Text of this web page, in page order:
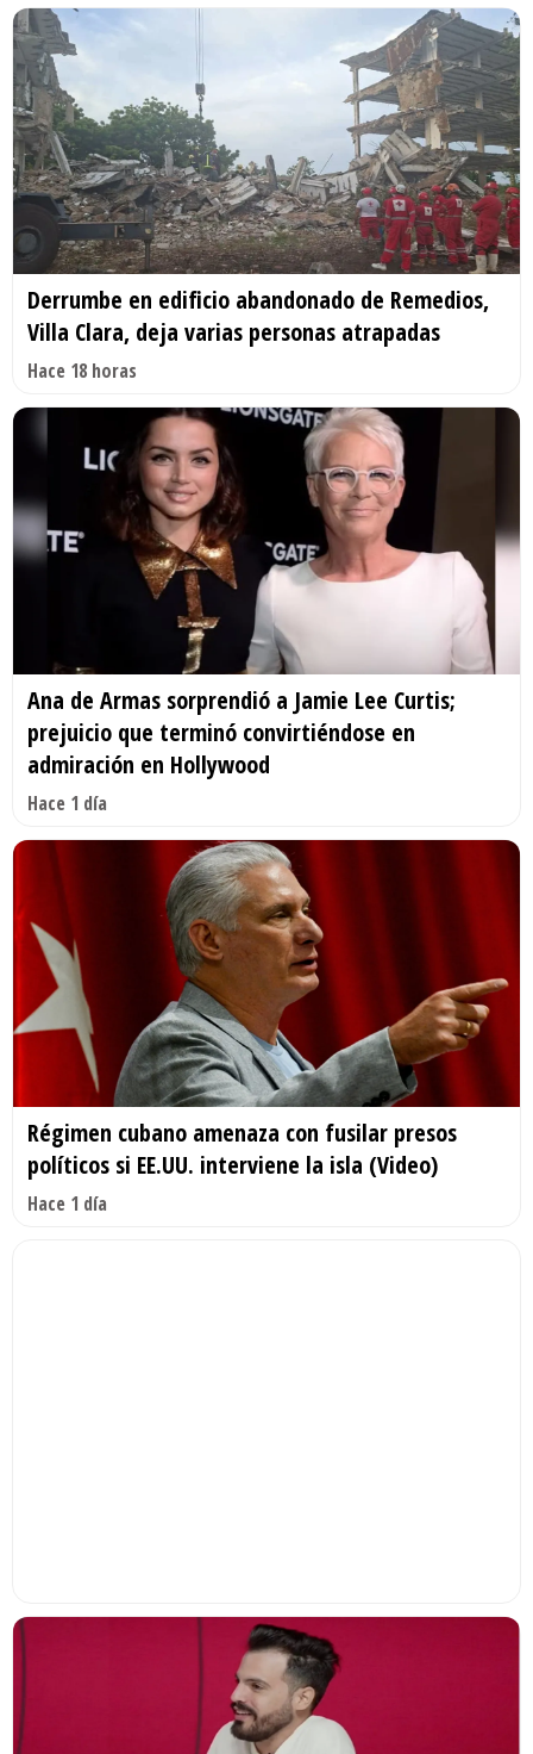
Derrumbe en edificio abandonado de Remedios,
Villa Clara, deja varias personas atrapadas
Hace 18 horas
Ana de Armas sorprendió a Jamie Lee Curtis;
prejuicio que terminó convirtiéndose en
admiración en Hollywood
Hace 1 día
Régimen cubano amenaza con fusilar presos
políticos si EE.UU. interviene la isla (Video)
Hace 1 día